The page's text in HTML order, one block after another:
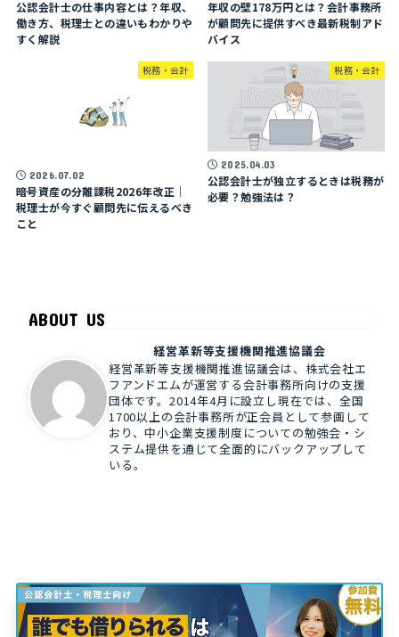
公認会計士の仕事内容とは？年収、
働き方、税理士との違いもわかりや
すく解説
年収の壁178万円とは？会計事務所
が顧問先に提供すべき最新税制アド
バイス
税務・会計
2026.07.02
暗号資産の分離課税2026年改正｜
税理士が今すぐ顧問先に伝えるべき
こと
税務・会計
2025.04.03
公認会計士が独立するときは税務が
必要？勉強法は？
ABOUT US
経営革新等支援機関推進協議会
経営革新等支援機関推進協議会は、株式会社エ
フアンドエムが運営する会計事務所向けの支援
団体です。2014年4月に設立し現在では、全国
1700以上の会計事務所が正会員として参画して
おり、中小企業支援制度についての勉強会・シ
ステム提供を通じて全面的にバックアップして
いる。